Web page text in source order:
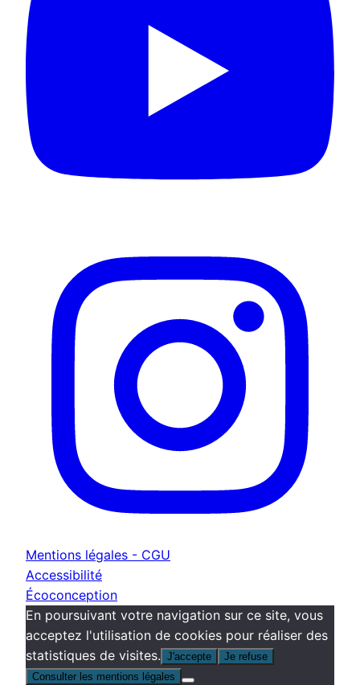
Mentions légales - CGU
Accessibilité
Écoconception
En poursuivant votre navigation sur ce site, vous
acceptez l'utilisation de cookies pour réaliser des
statistiques de visites. J'accepte
Je refuse
Consulter les mentions légales